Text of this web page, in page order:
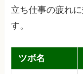
立ち仕事の疲れ
す。
ツボ名